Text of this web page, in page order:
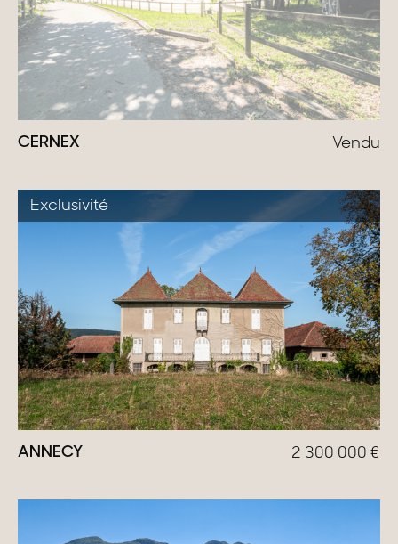
Réhabilitations & Terrains
Tous nos biens
CERNEX Vendu
Exclusivité
ANNECY 2 300 000 €